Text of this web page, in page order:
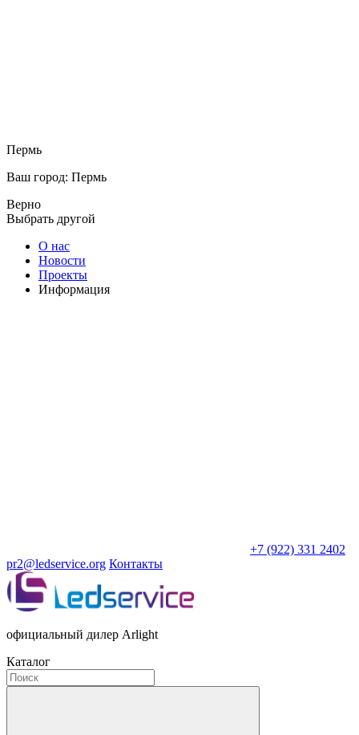
Пермь
Ваш город: Пермь
Верно
Выбрать другой
О нас
Новости
Проекты
Информация
+7 (922) 331 2402
pr2@ledservice.org Контакты
официальный дилер Arlight
Каталог